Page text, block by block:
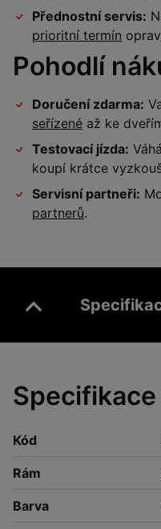
Přednostní servis:
prioritní termín
Pohodlí
Doručení zdarma:
seřízené až ke
Testovací jízda:
koupí krátce
Servisní partneři:
partnerů.
Specifikace
Kód
Rám
Barva